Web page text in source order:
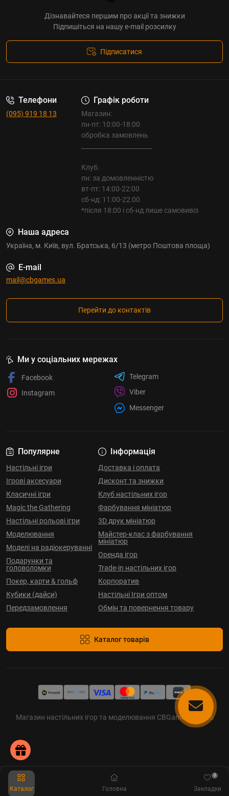
Каталог Головна Закладки
0
Дізнавайтеся першим про акції та знижки
Підпишіться на нашу e-mail розсилку
Підписатися
Телефони
(095) 919 18 13
Графік роботи
Магазин:
пн-пт: 10:00-18:00
обробка замовлень
Клуб:
пн: за домовленністю
вт-пт: 14:00-22:00
сб-нд: 11:00-22:00
*після 18:00 і сб-нд лише самовивіз
Наша адреса
Україна, м. Київ, вул. Братська, 6/13 (метро Поштова площа)
E-mail
mail@cbgames.ua
Перейти до контактів
Популярне
Настільні ігри
Ігрові аксесуари
Класичні ігри
Magic the Gathering
Настільні рольові ігри
Моделювання
Моделі на радіокеруванні
Подарунки та
головоломки
Покер, карти & гольф
Кубики (дайси)
Передзамовлення
Інформація
Доставка і оплата
Дисконт та знижки
Клуб настільних ігор
Фарбування мініатюр
3D друк мініатюр
Майстер-клас з фарбування
мініатюр
Оренда ігор
Trade-in настільних ігор
Корпоратив
Настільні Ігри оптом
Обмін та повернення товару
Каталог товарів
Ми у соціальних мережах
Facebook
Instagram
Telegram
Viber
Messenger
Магазин настільних ігор та моделювання CBGames © 2026